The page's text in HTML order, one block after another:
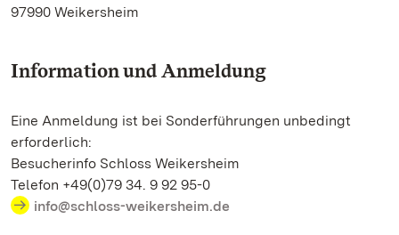
97990 Weikersheim
Information und Anmeldung
Eine Anmeldung ist bei Sonderführungen unbedingt
erforderlich:
Besucherinfo Schloss Weikersheim
Telefon +49(0)79 34. 9 92 95-0
info@schloss-weikersheim.de